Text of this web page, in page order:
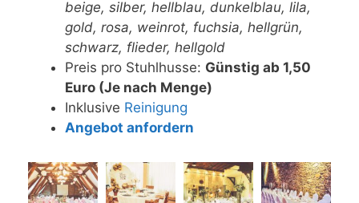
beige, silber, hellblau, dunkelblau, lila,
gold, rosa, weinrot, fuchsia, hellgrün,
schwarz, flieder, hellgold
Preis pro Stuhlhusse: Günstig ab 1,50
Euro (Je nach Menge)
Inklusive Reinigung
Angebot anfordern